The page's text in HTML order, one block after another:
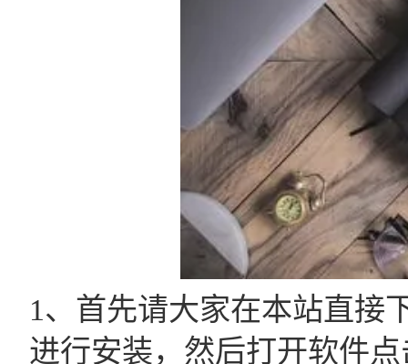
1、首先请大家在本站直接
进行安装，然后打开软件